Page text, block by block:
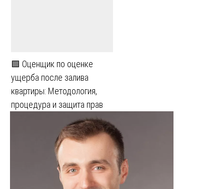
🟩 Оценщик по оценке
ущерба после залива
квартиры: Методология,
процедура и защита прав